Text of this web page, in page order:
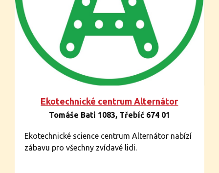
Ekotechnické centrum Alternátor
Tomáše Bati 1083, Třebíč 674 01
Ekotechnické science centrum Alternátor nabízí
zábavu pro všechny zvídavé lidi.